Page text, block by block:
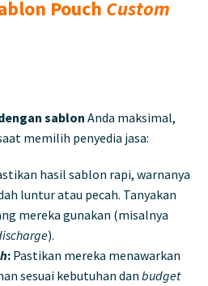
Pouch Custom
sablonAnda maksimal,
memilih penyedia jasa:
hasil sablon rapi, warnanya
luntur atau pecah. Tanyakan
mereka gunakan (misalnya
).
: Pastikan mereka menawarkan
sesuai kebutuhan dan budget